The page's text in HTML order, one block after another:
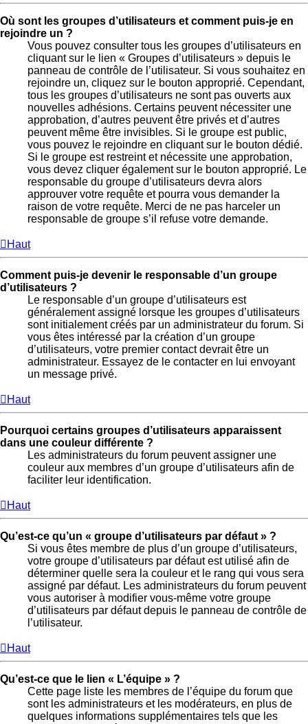
Où sont les groupes d’utilisateurs et comment puis-je en
rejoindre un ?
Vous pouvez consulter tous les groupes d’utilisateurs en
cliquant sur le lien « Groupes d’utilisateurs » depuis le
panneau de contrôle de l’utilisateur. Si vous souhaitez en
rejoindre un, cliquez sur le bouton approprié. Cependant,
tous les groupes d’utilisateurs ne sont pas ouverts aux
nouvelles adhésions. Certains peuvent nécessiter une
approbation, d’autres peuvent être privés et d’autres
peuvent même être invisibles. Si le groupe est public,
vous pouvez le rejoindre en cliquant sur le bouton dédié.
Si le groupe est restreint et nécessite une approbation,
vous devez cliquer également sur le bouton approprié. Le
responsable du groupe d’utilisateurs devra alors
approuver votre requête et pourra vous demander la
raison de votre requête. Merci de ne pas harceler un
responsable de groupe s’il refuse votre demande.
Haut
Comment puis-je devenir le responsable d’un groupe
d’utilisateurs ?
Le responsable d’un groupe d’utilisateurs est
généralement assigné lorsque les groupes d’utilisateurs
sont initialement créés par un administrateur du forum. Si
vous êtes intéressé par la création d’un groupe
d’utilisateurs, votre premier contact devrait être un
administrateur. Essayez de le contacter en lui envoyant
un message privé.
Haut
Pourquoi certains groupes d’utilisateurs apparaissent
dans une couleur différente ?
Les administrateurs du forum peuvent assigner une
couleur aux membres d’un groupe d’utilisateurs afin de
faciliter leur identification.
Haut
Qu’est-ce qu’un « groupe d’utilisateurs par défaut » ?
Si vous êtes membre de plus d’un groupe d’utilisateurs,
votre groupe d’utilisateurs par défaut est utilisé afin de
déterminer quelle sera la couleur et le rang qui vous sera
assigné par défaut. Les administrateurs du forum peuvent
vous autoriser à modifier vous-même votre groupe
d’utilisateurs par défaut depuis le panneau de contrôle de
l’utilisateur.
Haut
Qu’est-ce que le lien « L’équipe » ?
Cette page liste les membres de l’équipe du forum que
sont les administrateurs et les modérateurs, en plus de
quelques informations supplémentaires tels que les